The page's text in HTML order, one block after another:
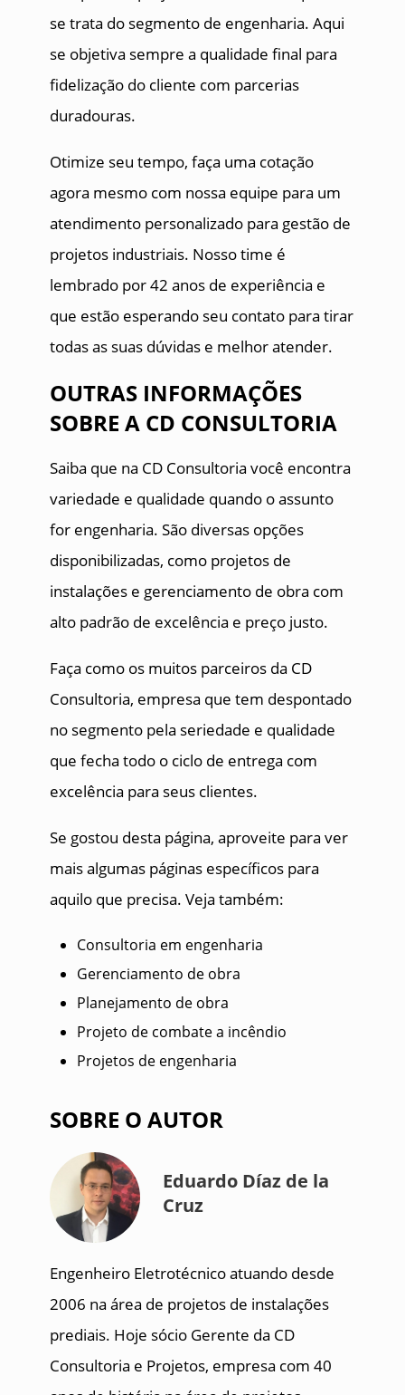
se trata do segmento de engenharia. Aqui
se objetiva sempre a qualidade final para
fidelização do cliente com parcerias
duradouras.
Otimize seu tempo, faça uma cotação
agora mesmo com nossa equipe para um
atendimento personalizado para gestão de
projetos industriais. Nosso time é
lembrado por 42 anos de experiência e
que estão esperando seu contato para tirar
todas as suas dúvidas e melhor atender.
OUTRAS INFORMAÇÕES
SOBRE A CD CONSULTORIA
Saiba que na CD Consultoria você encontra
variedade e qualidade quando o assunto
for engenharia. São diversas opções
disponibilizadas, como projetos de
instalações e gerenciamento de obra com
alto padrão de excelência e preço justo.
Faça como os muitos parceiros da CD
Consultoria, empresa que tem despontado
no segmento pela seriedade e qualidade
que fecha todo o ciclo de entrega com
excelência para seus clientes.
Se gostou desta página, aproveite para ver
mais algumas páginas específicos para
aquilo que precisa. Veja também:
Consultoria em engenharia
Gerenciamento de obra
Planejamento de obra
Projeto de combate a incêndio
Projetos de engenharia
SOBRE O AUTOR
Eduardo Díaz de la
Cruz
Engenheiro Eletrotécnico atuando desde
2006 na área de projetos de instalações
prediais. Hoje sócio Gerente da CD
Consultoria e Projetos, empresa com 40